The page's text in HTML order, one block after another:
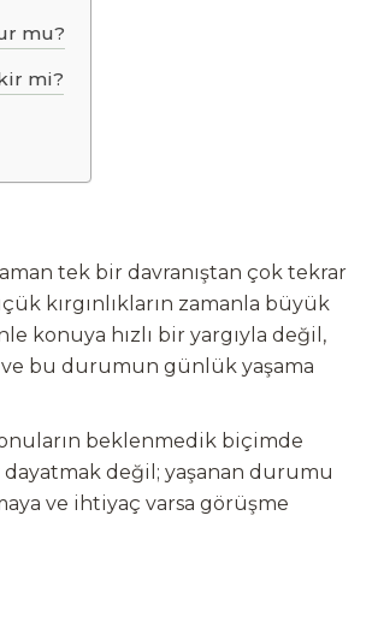
mu?
mi?
tek bir davranıştan çok tekrar
kırgınlıkların zamanla büyük
konuya hızlı bir yargıyla değil,
ve bu durumun günlük yaşama
beklenmedik biçimde
değil; yaşanan durumu
ve ihtiyaç varsa görüşme